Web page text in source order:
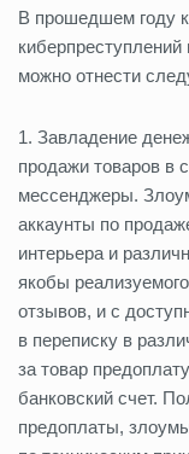
В прошедшем году
киберпреступлений
можно отнести
1. Завладение
продажи товаров в
мессенджеры.
аккаунты по
интерьера и
якобы
отзывов, и с
в переписку в
за товар
банковский счет.
предоплаты,